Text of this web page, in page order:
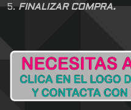
FINALIZAR COMPRA.